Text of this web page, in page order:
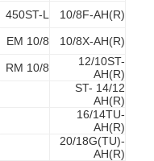
10/8F-AH(R)
450ST-L
10/8X-AH(R)
10/8 EM
12/10ST-
AH(R)
10/8 RM
14/12 ST-
AH(R)
16/14TU-
AH(R)
20/18G(TU)-
AH(R)